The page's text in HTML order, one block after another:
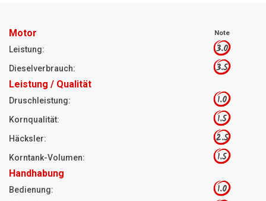
Motor Note
Leistung: 3.0
Dieselverbrauch: 3.5
Leistung / Qualität
Druschleistung: 1.0
Kornqualität: 1.5
Häcksler: 2.5
Korntank-Volumen: 1.5
Handhabung
Bedienung: 1.0